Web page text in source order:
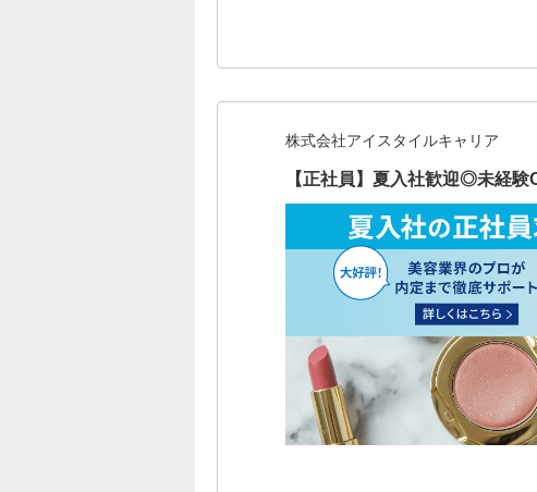
株式会社アイスタイルキャリア
【正社員】夏入社歓迎◎未経